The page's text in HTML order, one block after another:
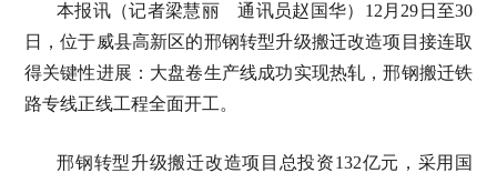
本报讯（记者梁慧丽 通讯员赵国华）12月29日至30
日，位于威县高新区的邢钢转型升级搬迁改造项目接连取
得关键性进展：大盘卷生产线成功实现热轧，邢钢搬迁铁
路专线正线工程全面开工。
邢钢转型升级搬迁改造项目总投资132亿元，采用国